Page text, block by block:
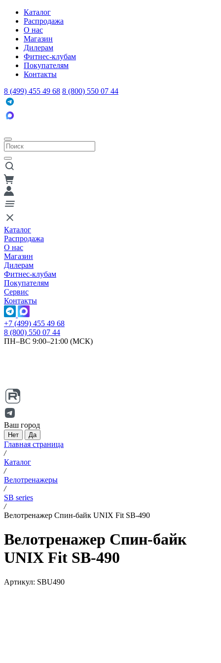
Каталог
Распродажа
О нас
Магазин
Дилерам
Фитнес-клубам
Покупателям
Контакты
8 (499) 455 49 68 8 (800) 550 07 44
Каталог
Распродажа
О нас
Магазин
Дилерам
Фитнес-клубам
Покупателям
Сервис
Контакты
+7 (499) 455 49 68
8 (800) 550 07 44
ПН–ВС 9:00–21:00 (МСК)
Ваш город
Нет Да
Главная страница
/
Каталог
/
Велотренажеры
/
SB series
/
Велотренажер Спин-байк UNIX Fit SB-490
Велотренажер Спин-байк
UNIX Fit SB-490
Артикул: SBU490